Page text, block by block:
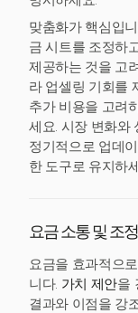
맞춤화가 핵심입
금 시트를 조정하
제공하는 것을 고
라 업셀링 기회를
추가 비용을 고려
세요. 시장 변화와
정기적으로 업데
한 도구로 유지하
요금 소통 및 조정
요금을 효과적으
니다. 가치 제안을
결과와 이점을 강